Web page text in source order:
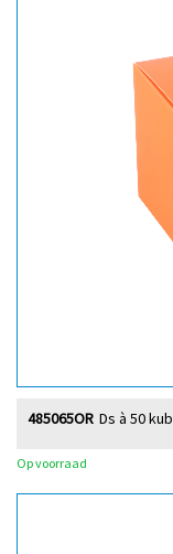
Ds à 50
485065OR
Op voorraad